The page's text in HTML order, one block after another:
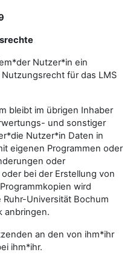
Nutzer*in ein
für das LMS
bleibt im übrigen Inhaber
und sonstiger
Nutzer*in Daten in
eigenen Programmen oder
oder
bei der Erstellung von
wird
Universität Bochum
anbringen.
an den von ihm*ihr
ihm*ihr.